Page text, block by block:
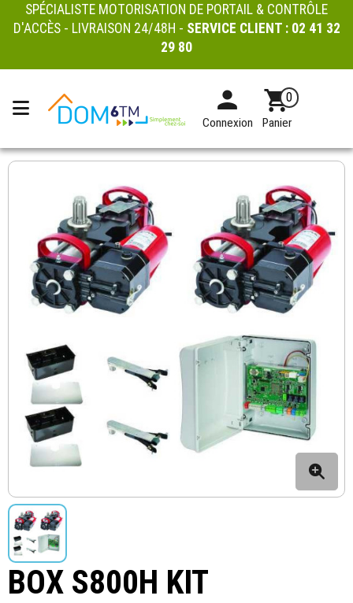
SPÉCIALISTE MOTORISATION DE PORTAIL & CONTRÔLE
D'ACCÈS - LIVRAISON 24/48H - SERVICE CLIENT : 02 41 32
29 80
Connexion
0
Panier
BOX S800H KIT